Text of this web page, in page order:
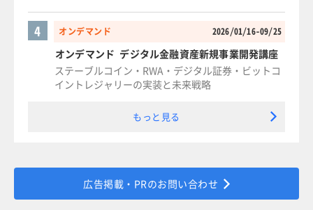
オンデマンド 2026/01/16-09/25
4
オンデマンド デジタル金融資産新規事業開発講座
ステーブルコイン・RWA・デジタル証券・ビットコ
イントレジャリーの実装と未来戦略
もっと見る
広告掲載・PRのお問い合わせ